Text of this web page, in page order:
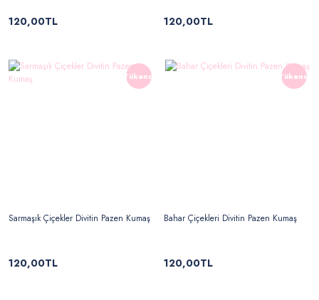
120,00TL 120,00TL
Tükendi
Sarmaşık Çiçekler Divitin Pazen Kumaş
120,00TL
Tükendi
Bahar Çiçekleri Divitin Pazen Kumaş
120,00TL